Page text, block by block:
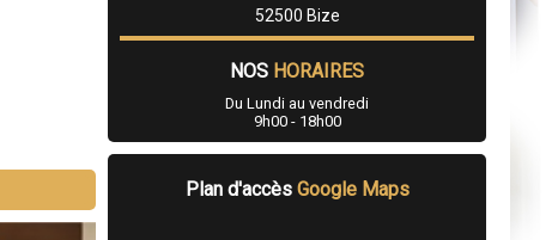
52500 Bize
NOS HORAIRES
Du Lundi au vendredi
9h00 - 18h00
Plan d'accès Google Maps